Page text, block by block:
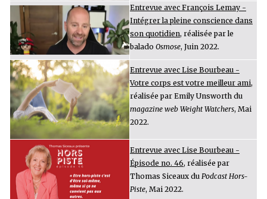
Entrevue avec François Lemay -
Intégrer la pleine conscience dans
son quotidien, réalisée par le
balado Osmose, Juin 2022.
Entrevue avec Lise Bourbeau -
Votre corps est votre meilleur ami,
réalisée par Emily Unsworth du
magazine web Weight Watchers, Mai
2022.
Entrevue avec Lise Bourbeau -
Épisode no. 46, réalisée par
Thomas Siceaux du Podcast Hors-
Piste, Mai 2022.